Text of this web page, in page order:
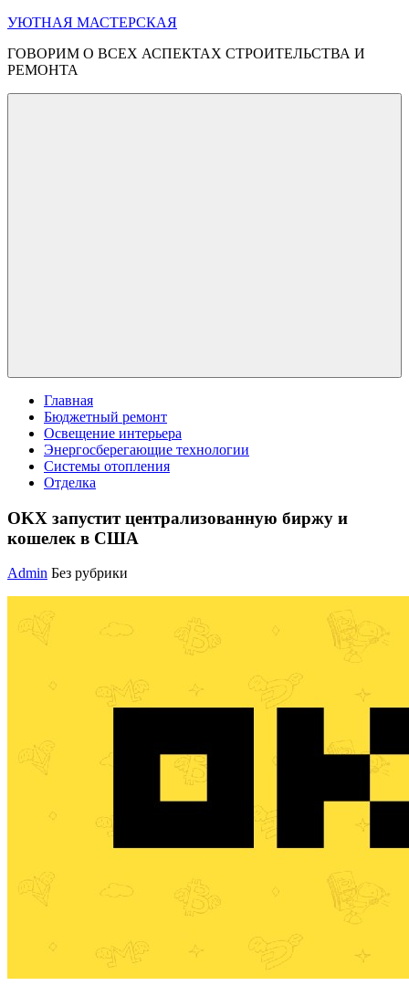
Перейти
содержимому
УЮТНАЯ МАСТЕРСКАЯ
ГОВОРИМ О ВСЕХ АСПЕКТАХ СТРОИТЕЛЬСТВА И
РЕМОНТА
Главная
Бюджетный ремонт
Освещение интерьера
Энергосберегающие технологии
Системы отопления
Отделка
OKX запустит централизованную биржу и
кошелек в США
Admin Без рубрики